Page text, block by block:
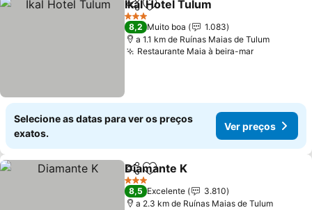
PartilharAdicionar aos favoritos
Ikal Hotel Tulum
3 Estrelas
8,2 Muito boa
1.083
a 1.1 km de Ruínas Maias de Tulum
Restaurante Maia à beira-mar
Selecione as datas para ver os preços
exatos.
Ver preços
PartilharAdicionar aos favoritos
Diamante K
3 Estrelas
8,5 Excelente
3.810
a 2.3 km de Ruínas Maias de Tulum